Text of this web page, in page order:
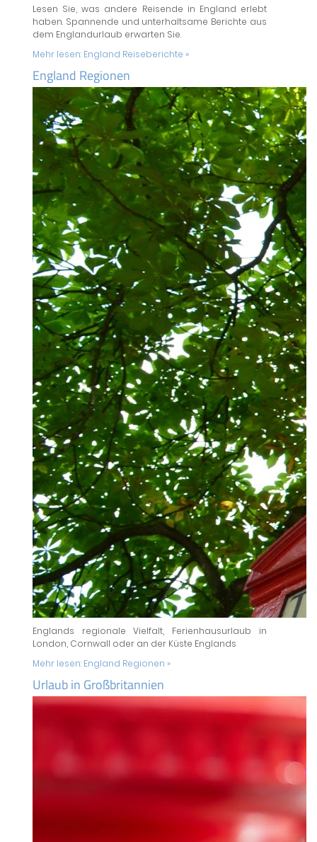
Lesen Sie, was andere Reisende in England erlebt
haben. Spannende und unterhaltsame Berichte aus
dem Englandurlaub erwarten Sie.
Mehr lesen: England Reiseberichte »
England Regionen
Englands regionale Vielfalt, Ferienhausurlaub in
London, Cornwall oder an der Küste Englands
Mehr lesen: England Regionen »
Urlaub in Großbritannien